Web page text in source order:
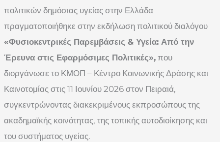
πολιτικών δημόσιας υγείας στην Ελλάδα
πραγματοποιήθηκε στην εκδήλωση πολιτικού διαλόγου
«Φυσιοκεντρικές Παρεμβάσεις & Υγεία: Από την
Έρευνα στις Εφαρμόσιμες Πολιτικές», που
διοργάνωσε το ΚΜΟΠ – Κέντρο Κοινωνικής Δράσης και
Καινοτομίας στις 11 Ιουνίου 2026 στον Πειραιά,
συγκεντρώνοντας διακεκριμένους εκπροσώπους της
ακαδημαϊκής κοινότητας, της τοπικής αυτοδιοίκησης και
του συστήματος υγείας.